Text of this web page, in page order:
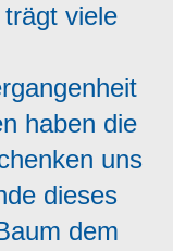
viele
haben die
uns
dieses
dem